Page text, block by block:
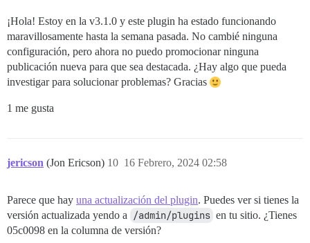
¡Hola! Estoy en la v3.1.0 y este plugin ha estado funcionando
maravillosamente hasta la semana pasada. No cambié ninguna
configuración, pero ahora no puedo promocionar ninguna
publicación nueva para que sea destacada. ¿Hay algo que pueda
investigar para solucionar problemas? Gracias
1 me gusta
jericson (Jon Ericson) 16 Febrero, 2024 02:58
10
Parece que hay una actualización del plugin. Puedes ver si tienes la
versión actualizada yendo a
/admin/plugins en tu sitio. ¿Tienes
05c0098 en la columna de versión?